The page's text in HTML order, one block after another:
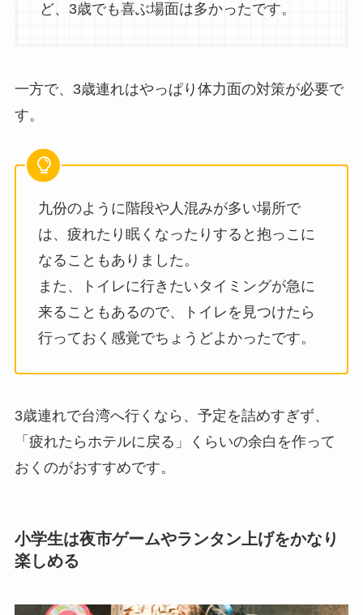
ど、3歳でも喜ぶ場面は多かったです。
一方で、3歳連れはやっぱり体力面の対策が必要で
す。
九份のように階段や人混みが多い場所で
は、疲れたり眠くなったりすると抱っこに
なることもありました。
また、トイレに行きたいタイミングが急に
来ることもあるので、トイレを見つけたら
行っておく感覚でちょうどよかったです。
3歳連れで台湾へ行くなら、予定を詰めすぎず、
「疲れたらホテルに戻る」くらいの余白を作って
おくのがおすすめです。
小学生は夜市ゲームやランタン上げをかなり
楽しめる